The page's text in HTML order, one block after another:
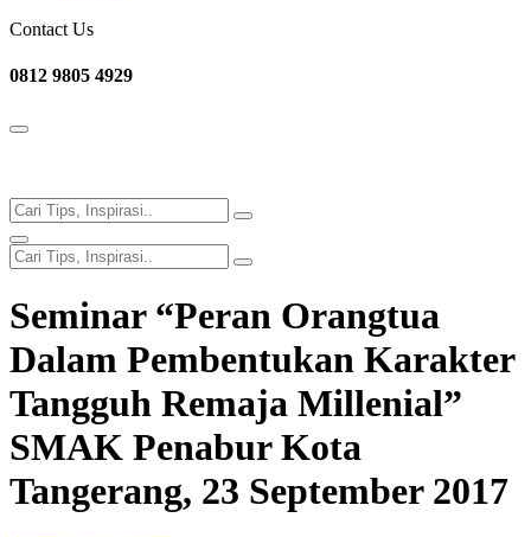
Contact Us
0812 9805 4929
Seminar “Peran Orangtua
Dalam Pembentukan Karakter
Tangguh Remaja Millenial”
SMAK Penabur Kota
Tangerang, 23 September 2017